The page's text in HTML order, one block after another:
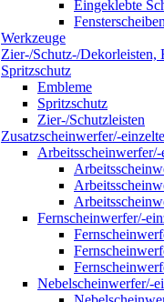
Eingeklebte
Fensterscheiben
Werkzeuge
Zier-/Schutz-/Dekorleisten,
Spritzschutz
Embleme
Spritzschutz
Zier-/Schutzleisten
Zusatzscheinwerfer/-
Fernscheinwerfer/-
Nebelscheinwerfer/-